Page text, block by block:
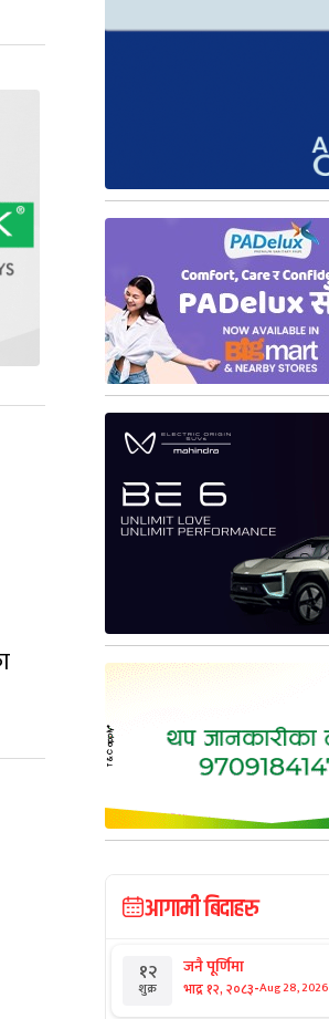
आगामी बिदाहरु
१२
शुक्र
जनै पूर्णिमा
भाद्र १२, २०८३-Aug 28, 2026